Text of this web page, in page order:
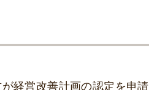
経営改善計画の認定を申